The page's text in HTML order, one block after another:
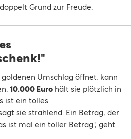
Grund zur Freude.
Umschlag öffnet, kann
10.000 Euro hält sie plötzlich in
ist ein tolles
sie strahlend. Ein Betrag, der
ist mal ein toller Betrag", geht